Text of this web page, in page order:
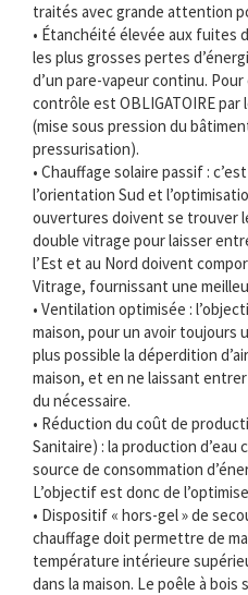
traités avec grande attention
• Étanchéité élevée aux fuites
les plus grosses pertes
d’un pare-vapeur continu.
contrôle est OBLIGATOIRE
(mise sous pression du
pressurisation).
• Chauffage solaire passif :
l’orientation Sud et
ouvertures doivent se trouver
double vitrage pour laisser
l’Est et au Nord doivent
Vitrage, fournissant une
• Ventilation optimisée :
maison, pour un avoir toujours
plus possible la déperdition
maison, et en ne laissant
du nécessaire.
• Réduction du coût de
Sanitaire) : la production d’eau
source de consommation
L’objectif est donc de
• Dispositif « hors-gel » de
chauffage doit permettre de
température intérieure
dans la maison. Le poêle à